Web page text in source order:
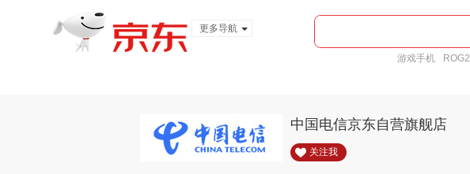
更多导航
游戏手机 ROG2
中国电信京东自营旗舰店
关注我